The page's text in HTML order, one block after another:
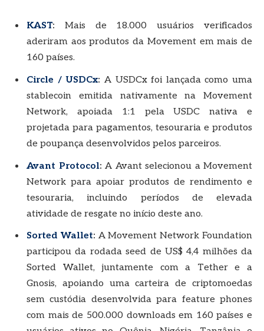
KAST: Mais de 18.000 usuários verificados
aderiram aos produtos da Movement em mais de
160 países.
Circle / USDCx: A USDCx foi lançada como uma
stablecoin emitida nativamente na Movement
Network, apoiada 1:1 pela USDC nativa e
projetada para pagamentos, tesouraria e produtos
de poupança desenvolvidos pelos parceiros.
Avant Protocol: A Avant selecionou a Movement
Network para apoiar produtos de rendimento e
tesouraria, incluindo períodos de elevada
atividade de resgate no início deste ano.
Sorted Wallet: A Movement Network Foundation
participou da rodada seed de US$ 4,4 milhões da
Sorted Wallet, juntamente com a Tether e a
Gnosis, apoiando uma carteira de criptomoedas
sem custódia desenvolvida para feature phones
com mais de 500.000 downloads em 160 países e